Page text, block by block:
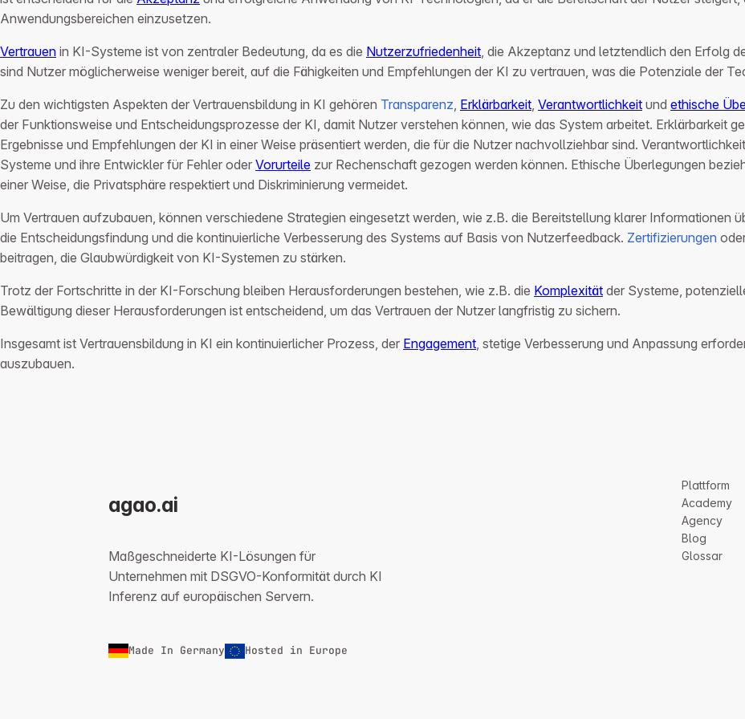
Anwendungsbereichen einzusetzen.
Vertrauen in KI-Systeme ist von zentraler Bedeutung, da es die Nutzerzufriedenheit , die Akzeptanz und letztendlich den Erfolg
sind Nutzer möglicherweise weniger bereit, auf die Fähigkeiten und Empfehlungen der KI zu vertrauen, was die Potenziale der
Zu den wichtigsten Aspekten der Vertrauensbildung in KI gehören Transparenz Erklärbarkeit Verantwortlichkeit und ethische
der Funktionsweise und Entscheidungsprozesse der KI, damit Nutzer verstehen können, wie das System arbeitet. Erklärbarkeit
Ergebnisse und Empfehlungen der KI in einer Weise präsentiert werden, die für die Nutzer nachvollziehbar sind.
Systeme und ihre Entwickler für Fehler oder Vorurteile zur Rechenschaft gezogen werden können. Ethische Überlegungen
einer Weise, die Privatsphäre respektiert und Diskriminierung vermeidet.
Um Vertrauen aufzubauen, können verschiedene Strategien eingesetzt werden, wie z.B. die Bereitstellung klarer Informationen
die Entscheidungsfindung und die kontinuierliche Verbesserung des Systems auf Basis von Nutzerfeedback. Zertifizierungen
beitragen, die Glaubwürdigkeit von KI-Systemen zu stärken.
Trotz der Fortschritte in der KI-Forschung bleiben Herausforderungen bestehen, wie z.B. die Komplexität der Systeme,
Bewältigung dieser Herausforderungen ist entscheidend, um das Vertrauen der Nutzer langfristig zu sichern.
Insgesamt ist Vertrauensbildung in KI ein kontinuierlicher Prozess, der Engagement , stetige Verbesserung und Anpassung
auszubauen.
agao.ai
Maßgeschneiderte KI-Lösungen für
Unternehmen mit DSGVO-Konformität durch KI
Inferenz auf europäischen Servern.
Made In Germany Hosted in Europe
Plattform
Academy
Agency
Blog
Glossar